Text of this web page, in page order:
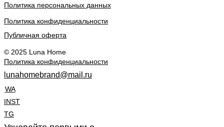
Политика персональных данных
Политика конфиденциальности
Публичная оферта
© 2025 Luna Home
Политика конфиденциальности
lunahomebrand@mail.ru
WA
INST
TG